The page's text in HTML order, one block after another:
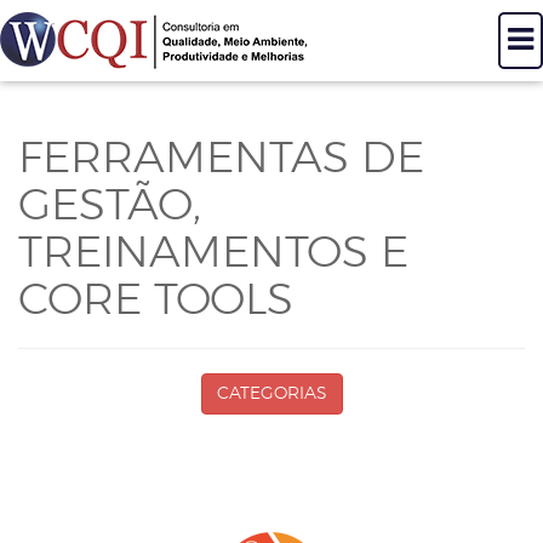
FERRAMENTAS DE
GESTÃO,
TREINAMENTOS E
CORE TOOLS
CATEGORIAS